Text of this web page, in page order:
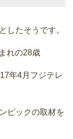
したそうです。
れの28歳
年4月フジテレ
ピックの取材を